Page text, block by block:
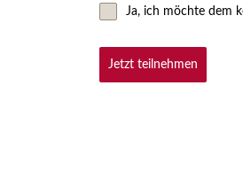
Ja, ich möchte dem
Jetzt teilnehmen